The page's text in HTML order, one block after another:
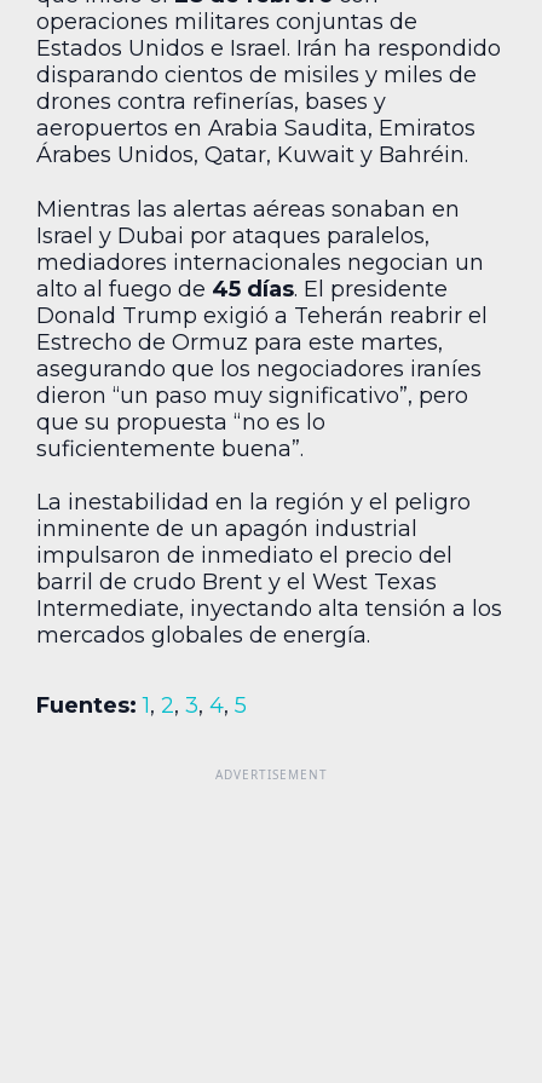
operaciones militares conjuntas de
Estados Unidos e Israel. Irán ha respondido
disparando cientos de misiles y miles de
drones contra refinerías, bases y
aeropuertos en Arabia Saudita, Emiratos
Árabes Unidos, Qatar, Kuwait y Bahréin.
Mientras las alertas aéreas sonaban en
Israel y Dubai por ataques paralelos,
mediadores internacionales negocian un
alto al fuego de 45 días. El presidente
Donald Trump exigió a Teherán reabrir el
Estrecho de Ormuz para este martes,
asegurando que los negociadores iraníes
dieron “un paso muy significativo”, pero
que su propuesta “no es lo
suficientemente buena”.
La inestabilidad en la región y el peligro
inminente de un apagón industrial
impulsaron de inmediato el precio del
barril de crudo Brent y el West Texas
Intermediate, inyectando alta tensión a los
mercados globales de energía.
Fuentes: 1, 2, 3, 4, 5